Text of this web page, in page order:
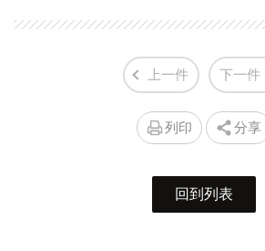
上一件 下一件
列印 分享
回到列表